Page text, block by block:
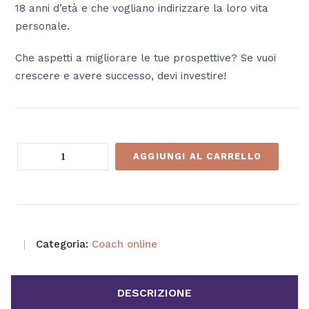
18 anni d’età e che vogliano indirizzare la loro vita
personale.
Che aspetti a migliorare le tue prospettive? Se vuoi
crescere e avere successo, devi investire!
Sessioni
di
ora
AGGIUNGI AL CARRELLO
Categoria: Coach online
DESCRIZIONE